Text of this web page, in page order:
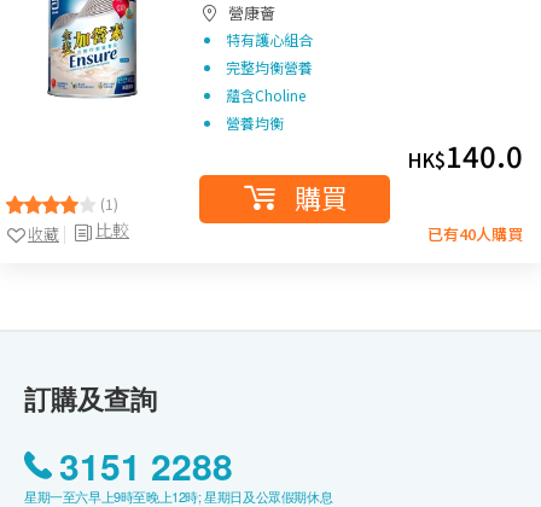
(1)
比較
收藏
營康薈
特有護心組合
完整均衡營養
蘊含Choline
營養均衡
HK$140.0
購買
已有40人購買
訂購及查詢
3151 2288
星期一至六早上9時至晚上12時; 星期日及公眾假期休息